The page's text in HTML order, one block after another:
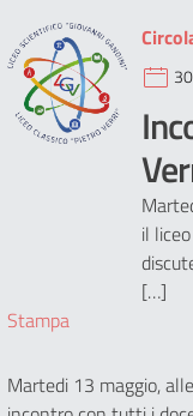
il
[…]
Stampa
Martedi 13 maggio,